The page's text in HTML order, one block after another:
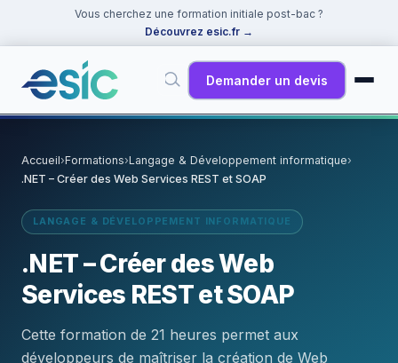
Vous cherchez une formation initiale post-bac ?
Découvrez esic.fr →
Demander un devis
Rechercher
Docker
Accueil›Formations›Langage & Développement informatique›
.NET – Créer des Web Services REST et SOAP
LANGAGE & DÉVELOPPEMENT INFORMATIQUE
.NET – Créer des Web
Services REST et SOAP
Cette formation de 21 heures permet aux
développeurs de maîtriser la création de Web